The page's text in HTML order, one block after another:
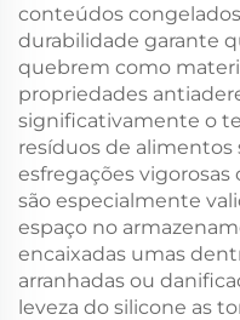
conteúdos
durabilidade garante
quebrem como
propriedades
significativamente o
resíduos de
esfregações vigorosas
são especialmente
espaço no
encaixadas umas
arranhadas ou
leveza do silicone as